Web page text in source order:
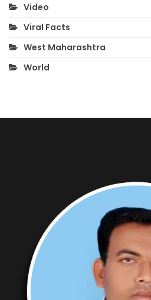
Video
Viral Facts
West Maharashtra
World